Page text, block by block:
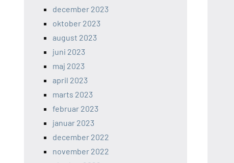
december 2023
oktober 2023
august 2023
juni 2023
maj 2023
april 2023
marts 2023
februar 2023
januar 2023
december 2022
november 2022